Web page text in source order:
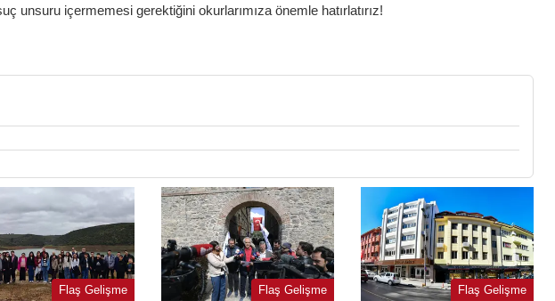
unsuru içermemesi gerektiğini okurlarımıza önemle hatırlatırız!
Flaş Gelişme Flaş Gelişme Flaş Gelişme